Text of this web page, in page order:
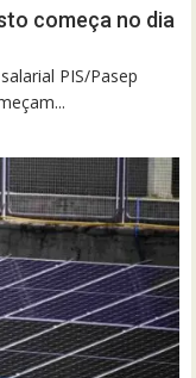
começa no dia
PIS/Pasep